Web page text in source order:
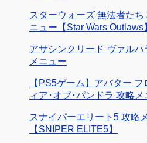
スターウォーズ 無法者たち
ニュー【Star Wars Outlaws
アサシンクリード ヴァルハ
メニュー
【PS5ゲーム】アバター フ
ィア･オブ･パンドラ 攻略メ
スナイパーエリート5 攻略
【SNIPER ELITE5】